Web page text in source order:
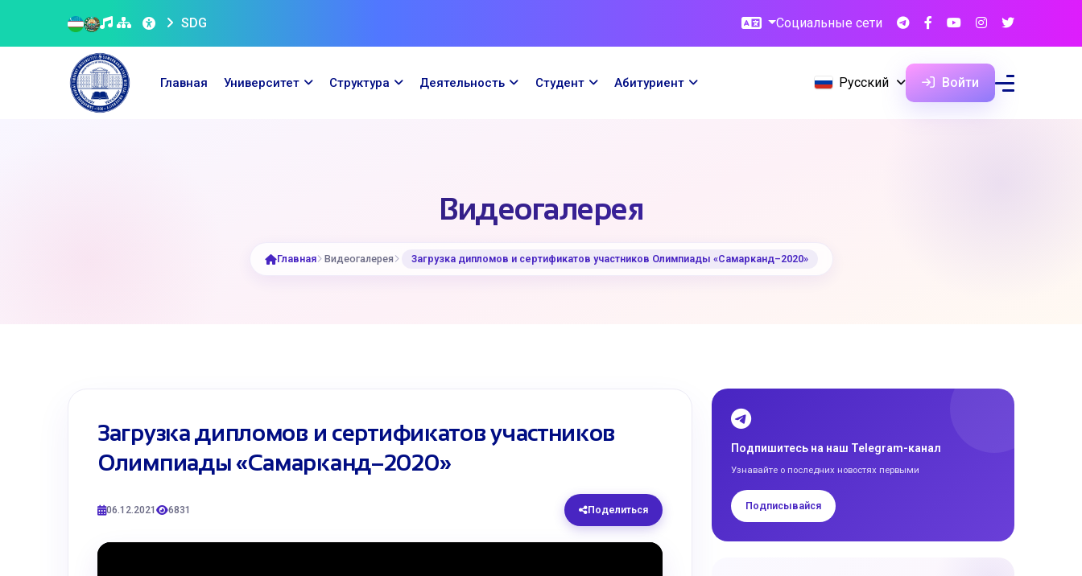
SDG Социальные сети
Главная Университет Структура Деятельность Cтудент Абитуриент Русский Войти
Видеогалерея
Главная Видеогалерея Загрузка дипломов и сертификатов участников Олимпиады «Самарканд–2020»
Загрузка дипломов и сертификатов участников
Олимпиады «Самарканд–2020»
06.12.2021 6831 Поделиться
Подпишитесь на наш Telegram-канал
Узнавайте о последних новостях первыми
Подписывайся